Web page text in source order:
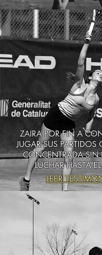
ZAIRA POR FIN A
JUGAR SUS PARTIDOS
CONCENTRADA SIN
LUCHAR HASTA
LEER